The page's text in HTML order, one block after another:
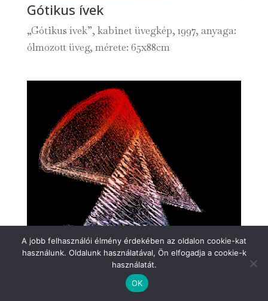
Gótikus ívek
„Gótikus ívek”, kabinet üvegkép, 1997, anyaga:
ólmozott üveg, mérete: 65x88cm
A jobb felhasználói élmény érdekében az oldalon cookie-kat
használunk. Oldalunk használatával, Ön elfogadja a cookie-k
használatát.
OK